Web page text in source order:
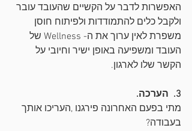
האפשרות לדבר על הקשיים שהעובד עובר
ולקבל כלים להתמודדות ולפיתוח חוסן
משפרת לאין ערוך את ה- Wellness של
העובד ומשפיעה באופן ישיר וחיובי על
הקשר שלו לארגון.
3.  הערכה.
מתי בפעם האחרונה פירגנו ,העריכו אותך
בעבודה?